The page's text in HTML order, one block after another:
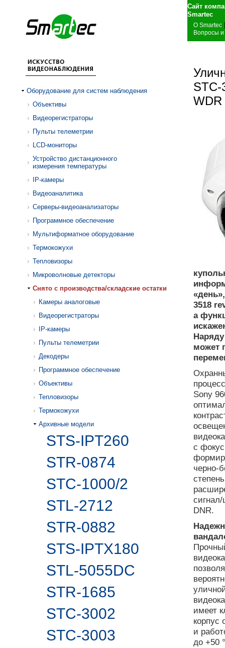
Сайт
О Smartec
Вопросы и
Оборудование для систем наблюдения
Объективы
Видеорегистраторы
Пульты телеметрии
LCD-мониторы
Устройство дистанционного
измерения температуры
IP-камеры
Видеоаналитика
Серверы-видеоанализаторы
Программное обеспечение
Мультиформатное оборудование
Термокожухи
Тепловизоры
Микроволновые детекторы
Cнято с производства/складские остатки
Камеры аналоговые
Видеорегистраторы
IP-камеры
Пульты телеметрии
Декодеры
Программное обеспечение
Объективы
Тепловизоры
Термокожухи
Архивные модели
STS-IPT260
STR-0874
STC-1000/2
STL-2712
STR-0882
STS-IPTX180
STL-5055DC
STR-1685
STC-3002
STC-3003
WDR
3518
а
может
Sony
с
черно-
DNR.
имеет
корпус
и
до +50